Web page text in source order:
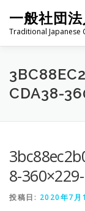
一般社団
Traditional Japanese
HOME
CDA38-
8-
投稿日: 2020年7月